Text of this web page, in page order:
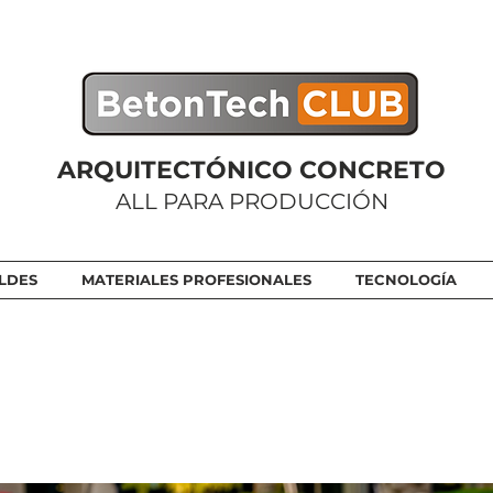
ARQUITECTÓNICO CONCRETO
ALL PARA PRODUCCIÓN
MATERIALES PROFESIONALES TECNOLOGÍA